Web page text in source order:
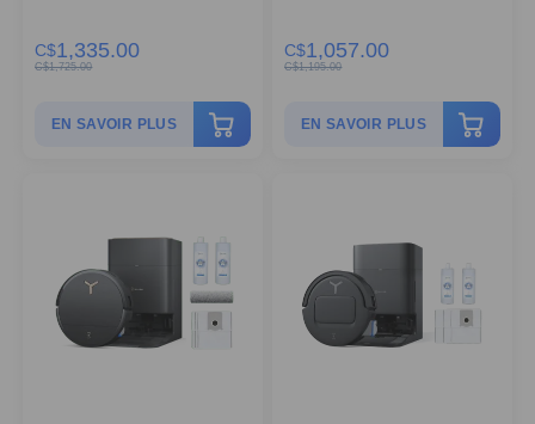
C$1,335.00
C$1,725.00
EN SAVOIR PLUS
C$1,057.00
C$1,195.00
EN SAVOIR PLUS